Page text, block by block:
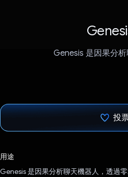
Genesis 是因果分析
投
用途
Genesis 是因果分析聊天機器人，透過